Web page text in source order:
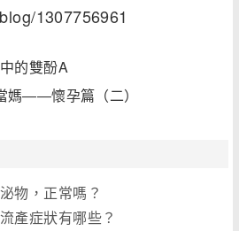
1307756961
的雙酚A
媽――懷孕篇（二）
物，正常嗎？
產症狀有哪些？